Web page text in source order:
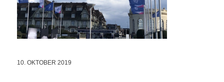
10. OKTOBER 2019